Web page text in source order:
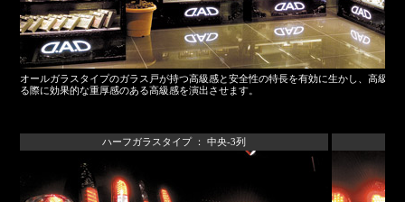
オールガラスタイプのガラス戸が持つ高級感と安全性の特長を有効に生かし、高級品
る際に効果的な重厚感のある高級感を演出させます。
ハーフガラスタイプ ： 中央-3列